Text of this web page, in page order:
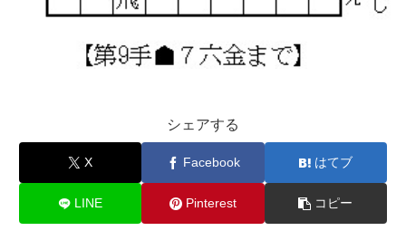
シェアする
X Facebook はてブ
LINE Pinterest コピー